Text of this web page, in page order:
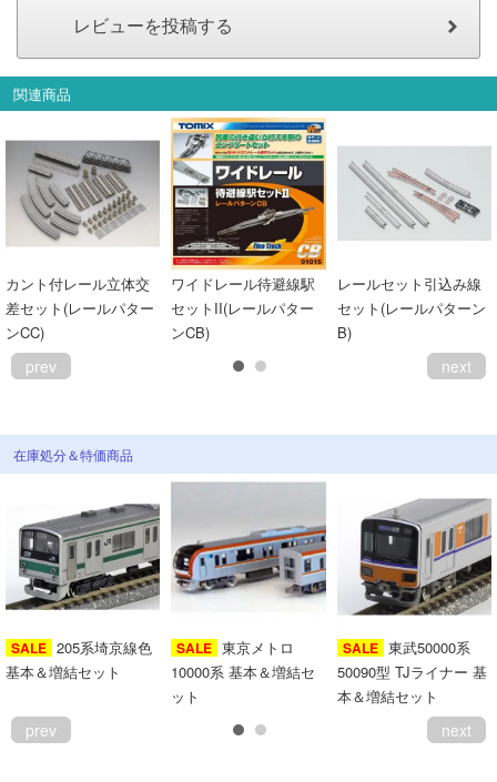
関連商品
カント付レール立体交
差セット(レールパター
ンCC)
ワイドレール待避線駅
セットII(レールパター
ンCB)
レールセット引込み線
セット(レールパターン
B)
prev next
在庫処分＆特価商品
SALE 205系埼京線色
基本＆増結セット
SALE 東京メトロ
10000系 基本＆増結セ
ット
SALE 東武50000系
50090型 TJライナー 基
本＆増結セット
prev next